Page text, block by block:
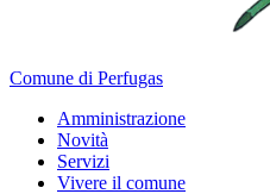
Comune di Perfugas
Amministrazione
Novità
Servizi
Vivere il comune